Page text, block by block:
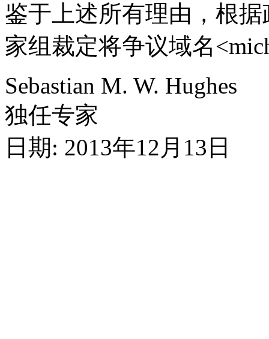
鉴于上述所有理由，根
家组裁定将争议域名
Sebastian M. W. Hughes
独任专家
日期: 2013年12月13日